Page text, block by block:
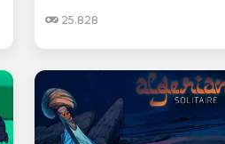
25.828